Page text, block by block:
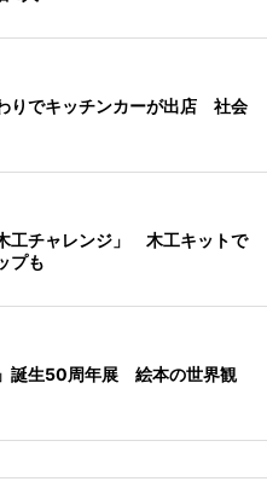
りでキッチンカーが出店 社会
工チャレンジ」 木工キットで
プも
誕生50周年展 絵本の世界観